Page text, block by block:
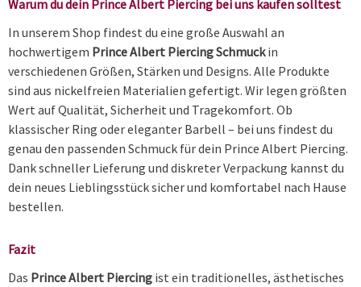
Warum du dein Prince Albert Piercing bei uns kaufen solltest
In unserem Shop findest du eine große Auswahl an
hochwertigem Prince Albert Piercing Schmuckin
verschiedenen Größen, Stärken und Designs. Alle Produkte
sind aus nickelfreien Materialien gefertigt. Wir legen größten
Wert auf Qualität, Sicherheit und Tragekomfort. Ob
klassischer Ring oder eleganter Barbell – bei uns findest du
genau den passenden Schmuck für dein Prince Albert Piercing.
Dank schneller Lieferung und diskreter Verpackung kannst du
dein neues Lieblingsstück sicher und komfortabel nach Hause
bestellen.
Fazit
Das Prince Albert Piercing ist ein traditionelles, ästhetisches